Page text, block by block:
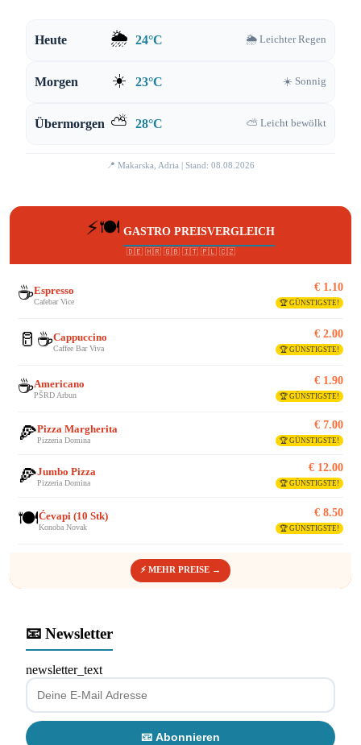
Heute 🌦️ 24°C 🌦️ Leichter Regen
Morgen ☀️ 23°C ☀️ Sonnig
Übermorgen ⛅ 28°C ⛅ Leicht bewölkt
📍 Makarska, Adria | Stand: 08.08.2026
⚡🍽️ GASTRO PREISVERGLEICH
🇩🇪 🇭🇷 🇬🇧 🇮🇹 🇵🇱 🇨🇿
☕Espresso
Cafebar Vice
€ 1.10
🏆 GÜNSTIGSTE!
🥛☕Cappuccino
Caffee Bar Viva
€ 2.00
🏆 GÜNSTIGSTE!
☕Americano
PŠRD Arbun
€ 1.90
🏆 GÜNSTIGSTE!
🍕Pizza Margherita
Pizzeria Domina
€ 7.00
🏆 GÜNSTIGSTE!
🍕Jumbo Pizza
Pizzeria Domina
€ 12.00
🏆 GÜNSTIGSTE!
🍽️Ćevapi (10 Stk)
Konoba Novak
€ 8.50
🏆 GÜNSTIGSTE!
⚡ MEHR PREISE →
📧 Newsletter
newsletter_text
📧 Abonnieren